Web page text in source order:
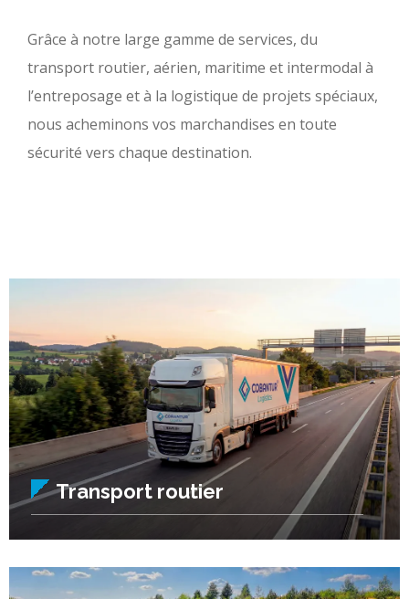
Grâce à notre large gamme de services, du
transport routier, aérien, maritime et intermodal à
l’entreposage et à la logistique de projets spéciaux,
nous acheminons vos marchandises en toute
sécurité vers chaque destination.
Transport routier